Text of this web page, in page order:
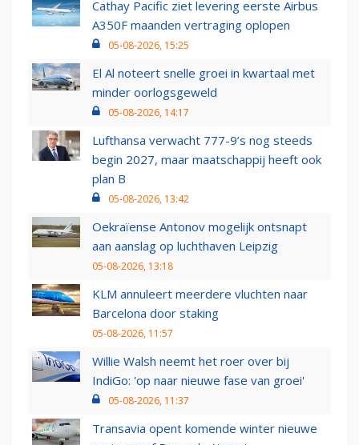
Cathay Pacific ziet levering eerste Airbus
A350F maanden vertraging oplopen
05-08-2026, 15:25
El Al noteert snelle groei in kwartaal met
minder oorlogsgeweld
05-08-2026, 14:17
Lufthansa verwacht 777-9’s nog steeds
begin 2027, maar maatschappij heeft ook
plan B
05-08-2026, 13:42
Oekraïense Antonov mogelijk ontsnapt
aan aanslag op luchthaven Leipzig
05-08-2026, 13:18
KLM annuleert meerdere vluchten naar
Barcelona door staking
05-08-2026, 11:57
Willie Walsh neemt het roer over bij
IndiGo: 'op naar nieuwe fase van groei'
05-08-2026, 11:37
Transavia opent komende winter nieuwe